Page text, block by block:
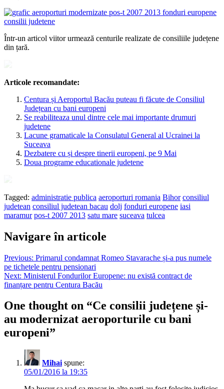
Într-un articol viitor urmează centurile realizate de consiliile județene
din țară.
Articole recomandate:
Centura și Aeroportul Bacău puteau fi făcute de Consiliul
Județean cu bani europeni
Se reabiliteaza unul dintre cele mai importante drumuri
judetene
Lacune gramaticale la Consulatul General al Ucrainei la
Suceava
Dezbatere cu și despre tinerii europeni, pe 9 Mai
Doua programe educationale judetene
Tagged: administratie publica aeroporturi romania Bihor consiliul
judetean consiliul judetean bacau dolj fonduri europene iasi
maramur pos-t 2007 2013 satu mare suceava tulcea
Navigare în articole
Previous: Primarul condamnat Romeo Stavarache și-a pus numele
pe tichetele pentru pensionari
Next: Ministerul Fondurilor Europene: nu există contract de
finanțare pentru Centura Bacău
One thought on “Ce consilii județene și-
au modernizat aeroporturile cu bani
europeni”
Mihai spune:
05/01/2016 la 19:35